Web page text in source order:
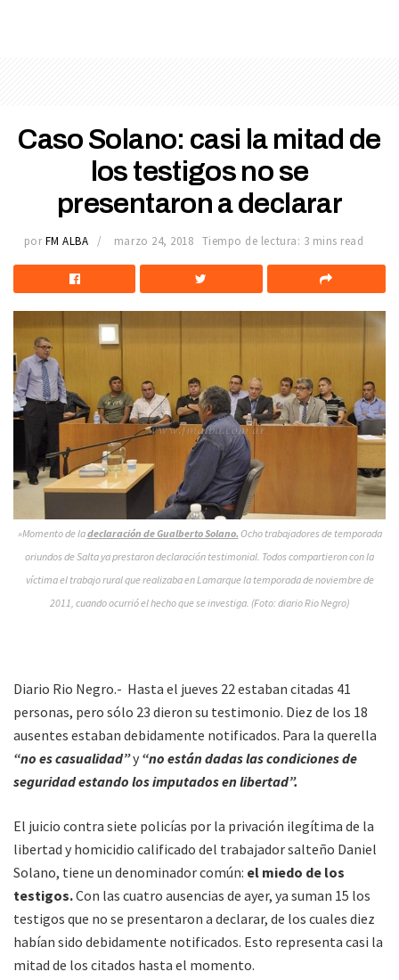
Caso Solano: casi la mitad de
los testigos no se
presentaron a declarar
por FM ALBA marzo 24, 2018 Tiempo de lectura: 3 mins read
»Momento de ladeclaración de Gualberto Solano. Ocho trabajadores de temporada
oriundos de Salta ya prestaron declaración testimonial. Todos compartieron con la
víctima el trabajo rural que realizaba en Lamarque la temporada de noviembre de
2011, cuando ocurrió el hecho que se investiga. (Foto: diario Rio Negro)
Diario Rio Negro.- Hasta el jueves 22 estaban citadas 41
personas, pero sólo 23 dieron su testimonio. Diez de los 18
ausentes estaban debidamente notificados. Para la querella
“no es casualidad”y “no están dadas las condiciones de
seguridad estando los imputados en libertad”.
El juicio contra siete policías por la privación ilegítima de la
libertad y homicidio calificado del trabajador salteño Daniel
Solano, tiene un denominador común: el miedo de los
testigos.Con las cuatro ausencias de ayer, ya suman 15 los
testigos que no se presentaron a declarar, de los cuales diez
habían sido debidamente notificados. Esto representa casi la
mitad de los citados hasta el momento.